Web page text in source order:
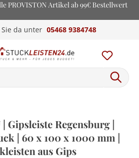
PROVISTON Artikel ab 99€ Bestellwert
da unter 05468 9384748
Gipsleiste Regensburg |
| 60 x 100 x 1000 mm |
aus Gips